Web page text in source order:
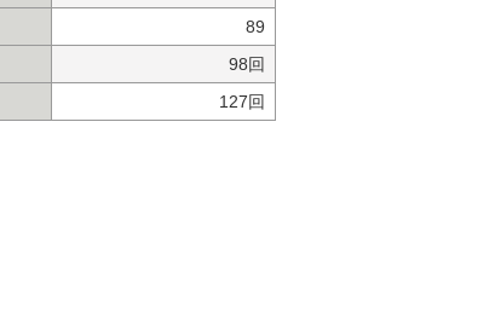
89
98回
127回